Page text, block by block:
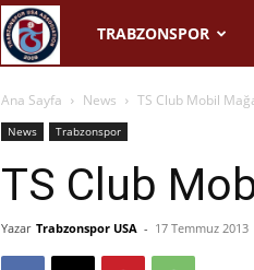
Trabzonspor
USA
TRABZONSPOR
Ana Sayfa News TS Club Mobil
News Trabzonspor
TS Club
Yazar Trabzonspor USA - 17 Temmuz 2013